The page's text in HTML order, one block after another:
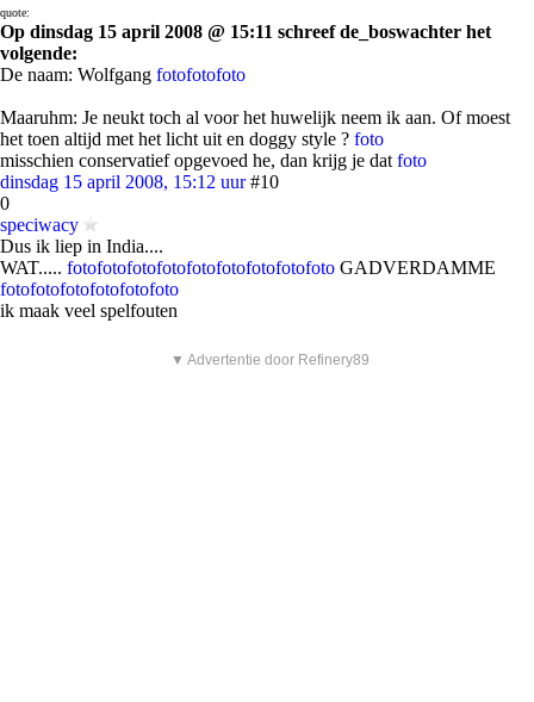
quote:
Op dinsdag 15 april 2008 @ 15:11 schreef de_boswachter het
volgende:
De naam: Wolfgang fotofotofoto
Maaruhm: Je neukt toch al voor het huwelijk neem ik aan. Of moest
het toen altijd met het licht uit en doggy style ? foto
misschien conservatief opgevoed he, dan krijg je dat foto
dinsdag 15 april 2008, 15:12 uur #10
0
speciwacy
Dus ik liep in India....
WAT..... fotofotofotofotofotofotofotofotofoto GADVERDAMME
fotofotofotofotofotofoto
ik maak veel spelfouten
▼ Advertentie door Refinery89